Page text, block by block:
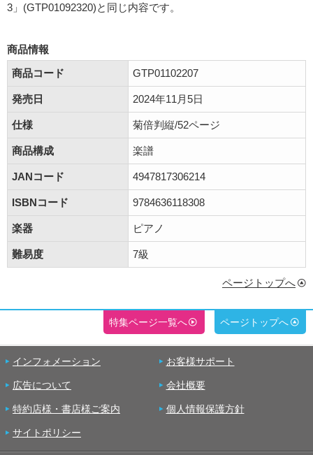
3」(GTP01092320)と同じ内容です。
商品情報
商品コード
GTP01102207
発売日 2024年11月5日
仕様 菊倍判縦/52ページ
商品構成 楽譜
JANコード 4947817306214
ISBNコード 9784636118308
楽器 ピアノ
難易度 7級
ページトップへ
特集ページ一覧へ ページトップへ
インフォメーション お客様サポート
広告について 会社概要
特約店様・書店様ご案内 個人情報保護方針
サイトポリシー